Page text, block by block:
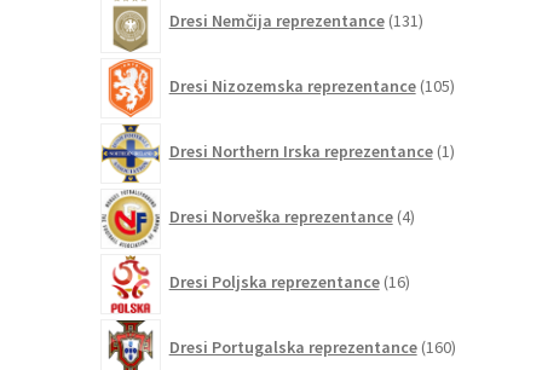
Dresi Nemčija reprezentance 131izdelkov
Dresi Nizozemska reprezentance 105izdelkov
Dresi Northern Irska reprezentance 1izdelek
Dresi Norveška reprezentance 4izdelki
Dresi Poljska reprezentance 16izdelkov
Dresi Portugalska reprezentance 160izdelkov